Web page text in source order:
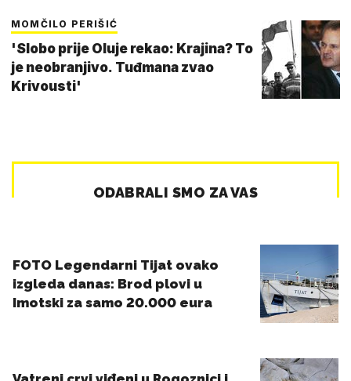
MOMČILO PERIŠIĆ
'Slobo prije Oluje rekao: Krajina? To
je neobranjivo. Tuđmana zvao
Krivousti'